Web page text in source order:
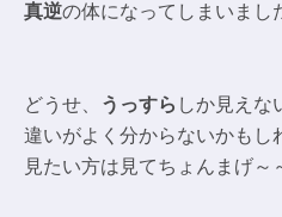
真逆の体になってしまいまし
どうせ、 うっすら しか見えな
違いがよく分からないかもし
見たい方は見てちょんまげ